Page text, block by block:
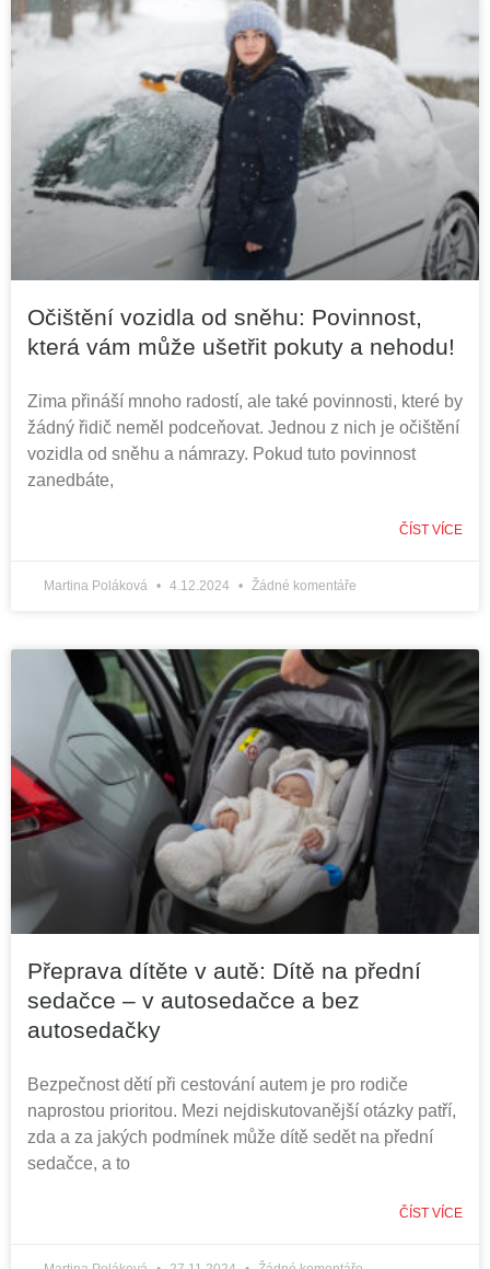
Očištění vozidla od sněhu: Povinnost,
která vám může ušetřit pokuty a nehodu!
Zima přináší mnoho radostí, ale také povinnosti, které by
žádný řidič neměl podceňovat. Jednou z nich je očištění
vozidla od sněhu a námrazy. Pokud tuto povinnost
zanedbáte,
ČÍST VÍCE
Martina Poláková 4.12.2024 Žádné komentáře
Přeprava dítěte v autě: Dítě na přední
sedačce – v autosedačce a bez
autosedačky
Bezpečnost dětí při cestování autem je pro rodiče
naprostou prioritou. Mezi nejdiskutovanější otázky patří,
zda a za jakých podmínek může dítě sedět na přední
sedačce, a to
ČÍST VÍCE